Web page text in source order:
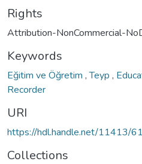
Rights
Attribution-NonCommercial-
Keywords
Eğitim ve Öğretim ,Teyp ,
Recorder
URI
https://hdl.handle.net/11413/
Collections